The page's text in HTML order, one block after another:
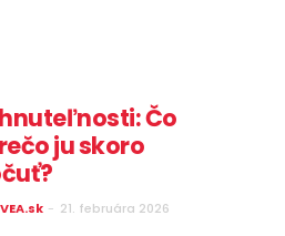
Čo
ju skoro
- 21. februára 2026